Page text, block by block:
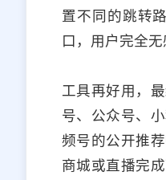
置不同的跳转
口，用户完全
工具再好用，
号、公众号、
频号的公开推
商城或直播完